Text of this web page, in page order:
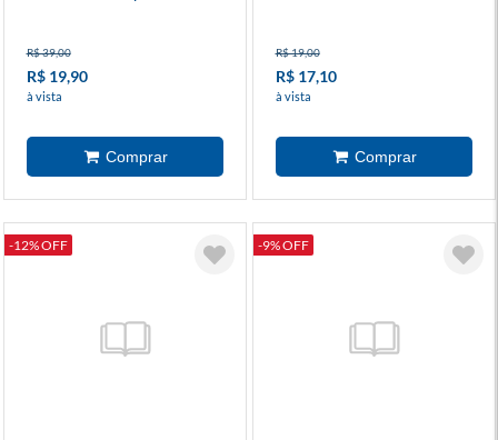
R$ 39,00
R$ 19,90
à vista
R$ 19,00
R$ 17,10
à vista
-12% OFF -9% OFF